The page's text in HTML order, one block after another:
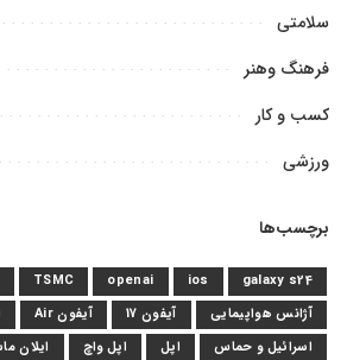
سلامتی
فرهنگ وهنر
کسب و کار
ورزشی
برچسب‌ها
galaxy s24
ios
openai
TSMC
آژانس هواپیمایی
آیفون 17 آیفون Air
اسرائیل و حماس
اپل اپل واچ ایلان